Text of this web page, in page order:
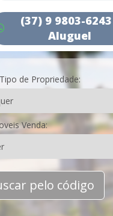
(37) 9 9803-
Aluguel
Tipo de Propriedade:
Venda:
pelo código